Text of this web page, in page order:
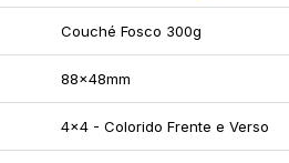
Couché Fosco 300g
88x48mm
4x4 - Colorido Frente e Verso